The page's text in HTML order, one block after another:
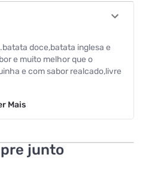
doce,batata inglesa e
e muito melhor que o
e com sabor realcado,livre
Mais
junto